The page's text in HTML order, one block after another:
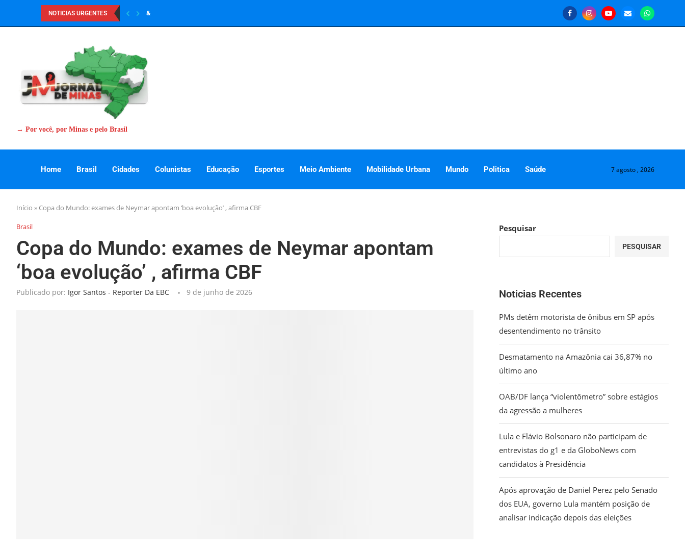
NOTICIAS URGENTES &
→ Por você, por Minas e pelo Brasil
Home Brasil Cidades Colunistas Educação Esportes Meio Ambiente Mobilidade Urbana Mundo Politica Saúde 7 agosto , 2026
Início » Copa do Mundo: exames de Neymar apontam ‘boa evolução’ , afirma CBF
Brasil
Copa do Mundo: exames de Neymar apontam
‘boa evolução’ , afirma CBF
Publicado por: Igor Santos - Reporter Da EBC 9 de junho de 2026
Pesquisar
PESQUISAR
Noticias Recentes
PMs detêm motorista de ônibus em SP após
desentendimento no trânsito
Desmatamento na Amazônia cai 36,87% no
último ano
OAB/DF lança “violentômetro” sobre estágios
da agressão a mulheres
Lula e Flávio Bolsonaro não participam de
entrevistas do g1 e da GloboNews com
candidatos à Presidência
Após aprovação de Daniel Perez pelo Senado
dos EUA, governo Lula mantém posição de
analisar indicação depois das eleições